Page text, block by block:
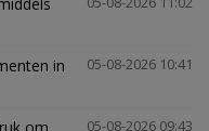
05-08-2026 10:41
in
05-08-2026 09:43